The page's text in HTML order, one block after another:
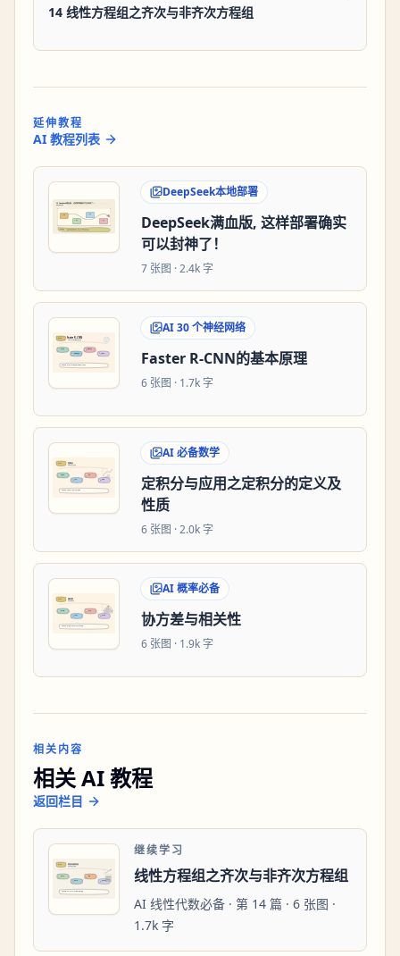
14 线性方程组之齐次与非齐次方程组
延伸教程
AI 教程列表
DeepSeek本地部署
DeepSeek满血版, 这样部署确实
可以封神了！
7 张图 ·2.4k 字
AI 30 个神经网络
Faster R-CNN的基本原理
6 张图 · 1.7k 字
AI 必备数学
定积分与应用之定积分的定义及
性质
6 张图 ·2.0k 字
AI 概率必备
协方差与相关性
6 张图 · 1.9k 字
相关内容
相关 AI 教程
返回栏目
继续学习
线性方程组之齐次与非齐次方程组
AI 线性代数必备 · 第 14 篇 · 6 张图 ·
1.7k 字